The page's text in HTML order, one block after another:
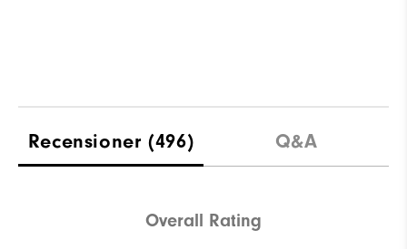
Recensioner (496) Q&A
Overall Rating